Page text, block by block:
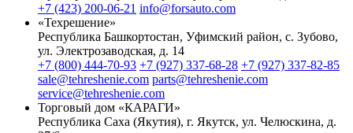
+7 (423) 200-06-21 info@forsauto.com
«Техрешение»
Республика Башкортостан, Уфимский район, с. Зубово,
ул. Электрозаводская, д. 14
+7 (800) 444-70-93 +7 (927) 337-68-28 +7 (927) 337-82-85
sale@tehreshenie.com parts@tehreshenie.com
service@tehreshenie.com
Торговый дом «КАРАГИ»
Республика Саха (Якутия), г. Якутск, ул. Челюскина, д.